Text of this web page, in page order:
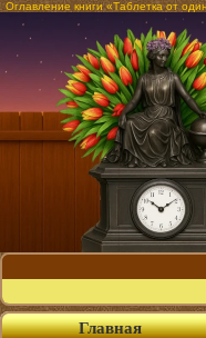
Оглавление книги «Таблетка от
Главная